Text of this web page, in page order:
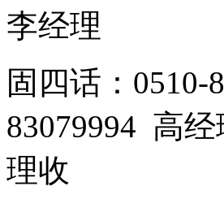
李经理
固四话：
83079994 高
理收